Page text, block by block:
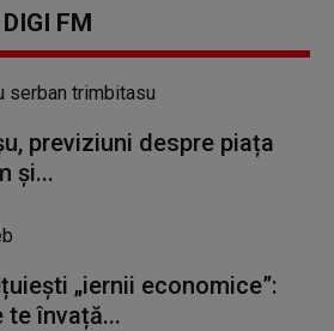
FM
previziuni despre piața
și...
„iernii economice”:
învață...